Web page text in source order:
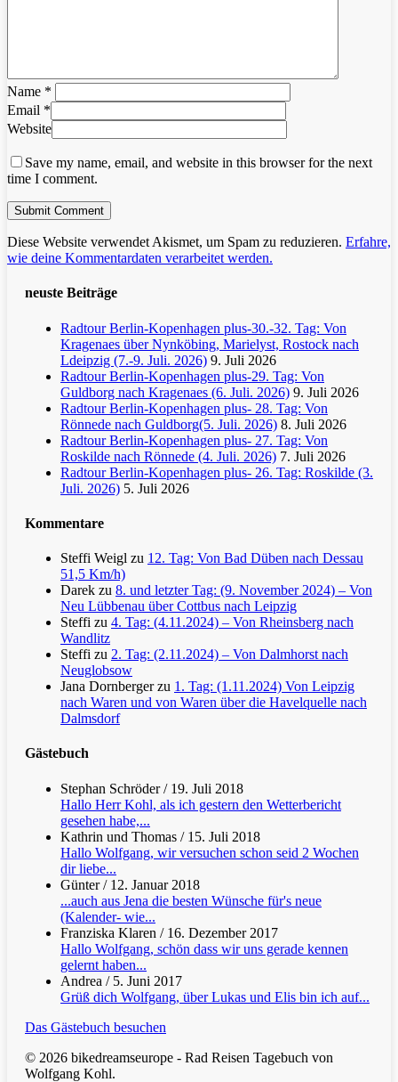
Name *
Email *
Website
Save my name, email, and website in this browser for the next
time I comment.
Diese Website verwendet Akismet, um Spam zu reduzieren. Erfahre,
wie deine Kommentardaten verarbeitet werden.
neuste Beiträge
Radtour Berlin-Kopenhagen plus-30.-32. Tag: Von
Kragenaes über Nynköbing, Marielyst, Rostock nach
Ldeipzig (7.-9. Juli. 2026) 9. Juli 2026
Radtour Berlin-Kopenhagen plus-29. Tag: Von
Guldborg nach Kragenaes (6. Juli. 2026) 9. Juli 2026
Radtour Berlin-Kopenhagen plus- 28. Tag: Von
Rönnede nach Guldborg(5. Juli. 2026) 8. Juli 2026
Radtour Berlin-Kopenhagen plus- 27. Tag: Von
Roskilde nach Rönnede (4. Juli. 2026) 7. Juli 2026
Radtour Berlin-Kopenhagen plus- 26. Tag: Roskilde (3.
Juli. 2026) 5. Juli 2026
Kommentare
Steffi Weigl zu 12. Tag: Von Bad Düben nach Dessau
51,5 Km/h)
Darek zu 8. und letzter Tag: (9. November 2024) – Von
Neu Lübbenau über Cottbus nach Leipzig
Steffi zu 4. Tag: (4.11.2024) – Von Rheinsberg nach
Wandlitz
Steffi zu 2. Tag: (2.11.2024) – Von Dalmhorst nach
Neuglobsow
Jana Dornbergerzu 1. Tag: (1.11.2024) Von Leipzig
nach Waren und von Waren über die Havelquelle nach
Dalmsdorf
Gästebuch
Stephan Schröder/ 19. Juli 2018
Hallo Herr Kohl, als ich gestern den Wetterbericht
gesehen habe,...
Kathrin und Thomas / 15. Juli 2018
Hallo Wolfgang, wir versuchen schon seid 2 Wochen
dir liebe...
Günter/ 12. Januar 2018
...auch aus Jena die besten Wünsche für's neue
(Kalender- wie...
Franziska Klaren / 16. Dezember 2017
Hallo Wolfgang, schön dass wir uns gerade kennen
gelernt haben...
Andrea / 5. Juni 2017
Grüß dich Wolfgang, über Lukas und Elis bin ich auf...
Das Gästebuch besuchen
© 2026 bikedreamseurope - Rad Reisen Tagebuch von
Wolfgang Kohl.